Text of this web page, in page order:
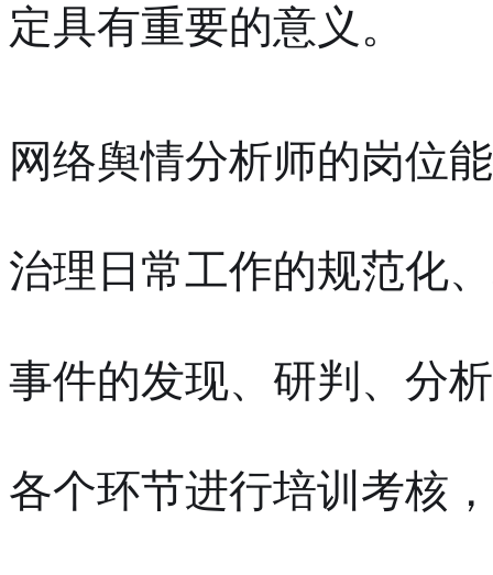
定具有重要的意义。
网络舆情分析师的岗位
治理日常工作的规范化
事件的发现、研判、分
各个环节进行培训考核